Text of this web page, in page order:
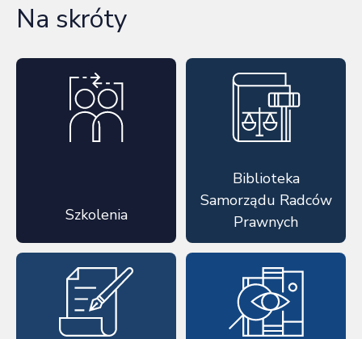
Na skróty
Szkolenia
Biblioteka
Samorządu Radców
Prawnych